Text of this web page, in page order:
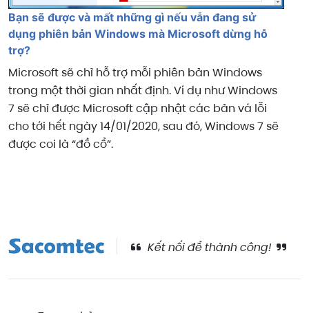
Bạn sẽ được và mất những gì nếu vẫn đang sử
dụng phiên bản Windows mà Microsoft dừng hỗ
trợ?
Microsoft sẽ chỉ hỗ trợ mỗi phiên bản Windows
trong một thời gian nhất định. Ví dụ như Windows
7 sẽ chỉ được Microsoft cập nhật các bản vá lỗi
cho tới hết ngày 14/01/2020, sau đó, Windows 7 sẽ
được coi là “đồ cổ”.
Kết nối để thành công!